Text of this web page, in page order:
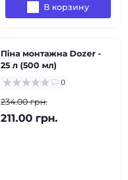
В корзину
Піна монтажна Dozer -
25 л (500 мл)
0
234.00 грн.
211.00 грн.